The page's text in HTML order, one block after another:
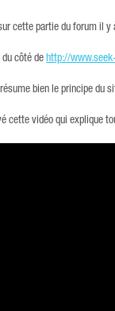
cette partie du forum il y
côté de http://
bien le principe du
cette vidéo qui explique